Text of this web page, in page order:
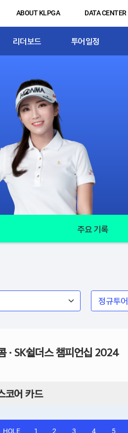
ABOUT KLPGA DATA CENTER
리더보드 투어일정
주요 기록
· SK쉴더스 챔피언십 2024
코어 카드
HOLE 1 2 3 4 5